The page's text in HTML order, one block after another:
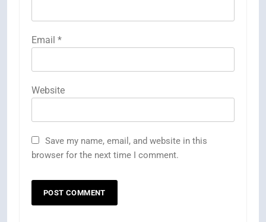
Email *
Website
Save my name, email, and website in this
browser for the next time I comment.